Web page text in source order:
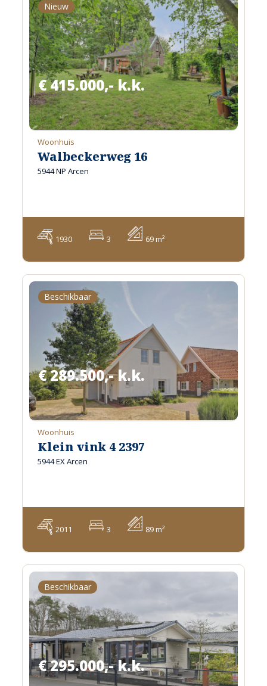
Nieuw
€ 415.000,- k.k.
Woonhuis
Walbeckerweg 16
5944 NP Arcen
1930 3 69 m²
Beschikbaar
€ 289.500,- k.k.
Woonhuis
Klein vink 4 2397
5944 EX Arcen
2011 3 89 m²
Beschikbaar
€ 295.000,- k.k.